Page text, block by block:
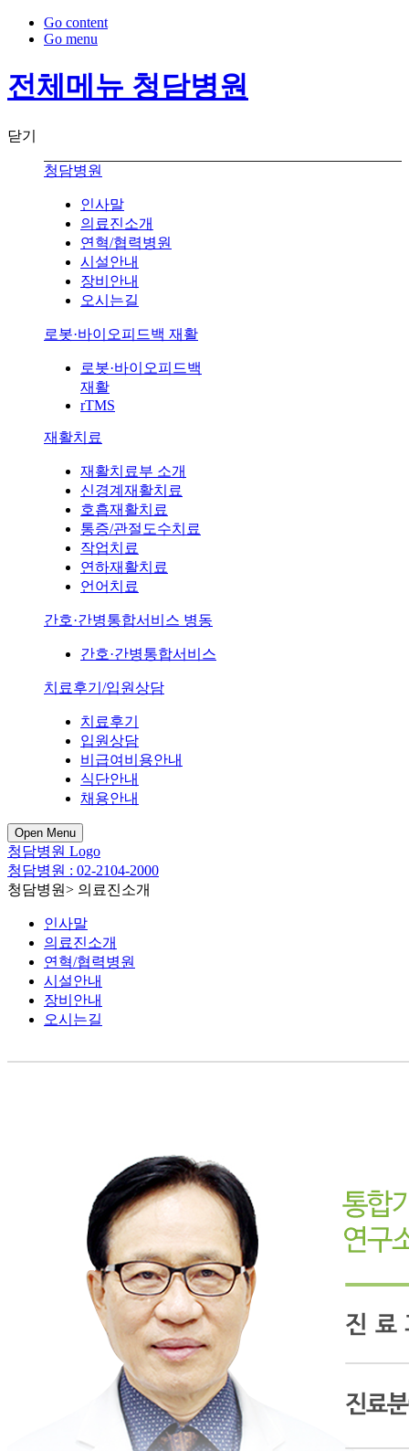
Go content
Go menu
전체메뉴 청담병원
닫기
청담병원
인사말
의료진소개
연혁/협력병원
시설안내
장비안내
오시는길
로봇·바이오피드백 재활
로봇·바이오피드백
재활
rTMS
재활치료
재활치료부 소개
신경계재활치료
호흡재활치료
통증/관절도수치료
작업치료
연하재활치료
언어치료
간호·간병통합서비스 병동
간호·간병통합서비스
치료후기/입원상담
치료후기
입원상담
비급여비용안내
식단안내
채용안내
Open Menu
청담병원 Logo
청담병원 : 02-2104-2000
청담병원> 의료진소개
인사말
의료진소개
연혁/협력병원
시설안내
장비안내
오시는길